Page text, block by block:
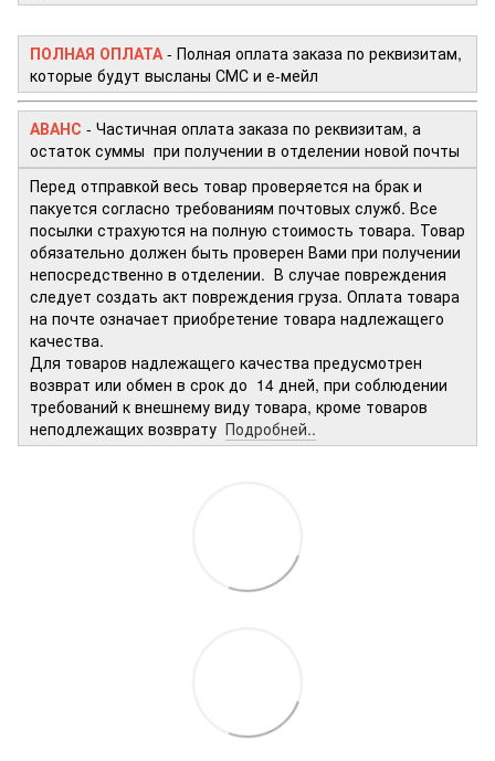
ПОЛНАЯ ОПЛАТА - Полная оплата заказа по реквизитам,
которые будут высланы СМС и е-мейл
АВАНС - Частичная оплата заказа по реквизитам, а
остаток суммы при получении в отделении новой почты
Перед отправкой весь товар проверяется на брак и
пакуется согласно требованиям почтовых служб. Все
посылки страхуются на полную стоимость товара. Товар
обязательно должен быть проверен Вами при получении
непосредственно в отделении. В случае повреждения
следует создать акт повреждения груза. Оплата товара
на почте означает приобретение товара надлежащего
качества.
Для товаров надлежащего качества предусмотрен
возврат или обмен в срок до 14 дней, при соблюдении
требований к внешнему виду товара, кроме товаров
неподлежащих возврату Подробней..